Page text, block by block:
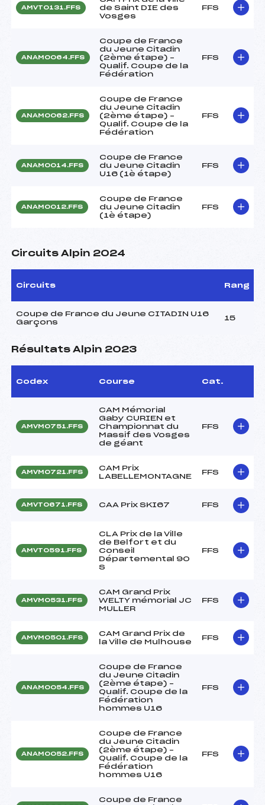
AMVT0131.FFS
de Saint DIE des
Vosges
FFS
ANAM0064.FFS
Coupe de France
du Jeune Citadin
(2ème étape) –
Qualif. Coupe de la
Fédération
FFS
ANAM0062.FFS
Coupe de France
du Jeune Citadin
(2ème étape) –
Qualif. Coupe de la
Fédération
FFS
ANAM0014.FFS
Coupe de France
du Jeune Citadin
U16 (1è étape)
FFS
ANAM0012.FFS
Coupe de France
du Jeune Citadin
(1è étape)
FFS
Circuits Alpin 2024
Circuits Rang
Coupe de France du Jeune CITADIN U16
Garçons
15
Résultats Alpin 2023
Codex Course Cat.
AMVM0751.FFS
CAM Mémorial
Gaby CURIEN et
Championnat du
Massif des Vosges
de géant
FFS
AMVM0721.FFS
CAM Prix
LABELLEMONTAGNE
FFS
AMVT0671.FFS CAA Prix SKI67 FFS
AMVT0591.FFS
CLA Prix de la Ville
de Belfort et du
Conseil
Départemental 90
S
FFS
AMVM0531.FFS
CAM Grand Prix
WELTY mémorial JC
MULLER
FFS
AMVM0501.FFS
CAM Grand Prix de
la Ville de Mulhouse
FFS
ANAM0054.FFS
Coupe de France
du Jeune Citadin
(2ème étape) –
Qualif. Coupe de la
Fédération
hommes U16
FFS
ANAM0052.FFS
Coupe de France
du Jeune Citadin
(2ème étape) –
Qualif. Coupe de la
Fédération
hommes U16
FFS
Coupe de France